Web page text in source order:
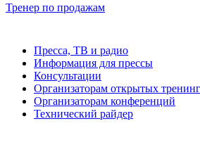
Тренер по продажам
Пресса, ТВ и радио
Информация для прессы
Консультации
Организаторам открытых
Организаторам конференций
Технический райдер